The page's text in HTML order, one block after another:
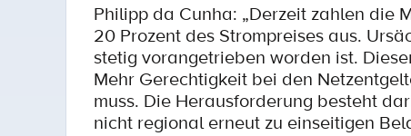
Philipp da Cunha: „Derzeit zahlen die
20 Prozent des Strompreises aus.
stetig vorangetrieben worden ist.
Mehr Gerechtigkeit bei den
muss. Die Herausforderung besteht
nicht regional erneut zu einseitigen